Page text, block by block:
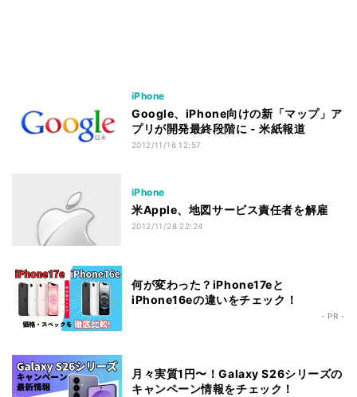
iPhone
Google、iPhone向けの新「マップ」ア
プリが開発最終段階に - 米紙報道
2012/11/16 12:57
iPhone
米Apple、地図サービス責任者を解雇
2012/11/28 22:24
何が変わった？iPhone17eと
iPhone16eの違いをチェック！
- PR -
月々実質1円〜！Galaxy S26シリーズの
キャンペーン情報をチェック！